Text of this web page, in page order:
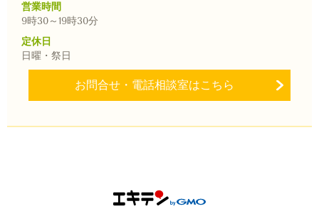
営業時間
9時30～19時30分
定休日
日曜・祭日
お問合せ・電話相談室はこちら